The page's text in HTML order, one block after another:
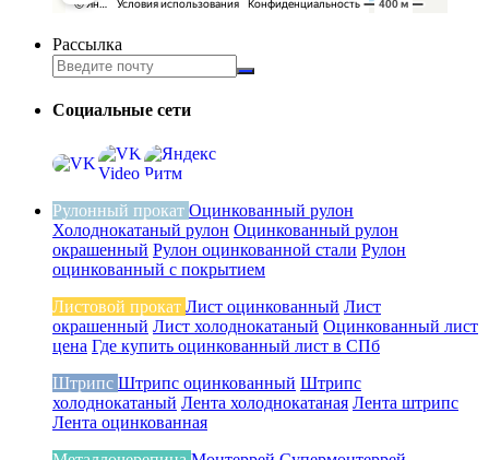
Рассылка
Социальные сети
Рулонный прокат Оцинкованный рулон
Холоднокатаный рулон Оцинкованный рулон
окрашенный Рулон оцинкованной стали Рулон
оцинкованный с покрытием
Листовой прокат Лист оцинкованный Лист
окрашенный Лист холоднокатаный Оцинкованный лист
цена Где купить оцинкованный лист в СПб
Штрипс Штрипс оцинкованный Штрипс
холоднокатаный Лента холоднокатаная Лента штрипс
Лента оцинкованная